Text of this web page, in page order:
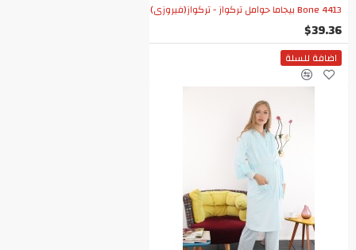
Bone 4413 بيجاما حوامل تركواز - تركواز(فيروزي)
$39.36
اضافة للسلة